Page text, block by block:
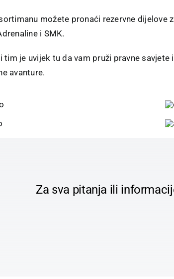
možete pronaći rezervne dijelove
i SMK.
tim je uvijek tu da vam pruži pravne
avanture.
Za sva pitanja ili